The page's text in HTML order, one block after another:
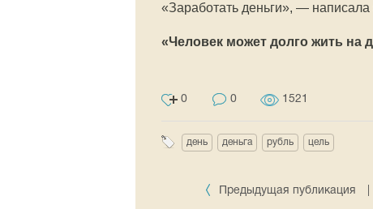
«Заработать деньги», — написала
«Человек может долго жить на
0 0 1521
день деньга рубль цель
Предыдущая публикация